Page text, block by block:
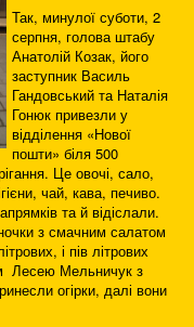
Так, минулої суботи, 2
серпня, голова штабу
Анатолій Козак, його
заступник Василь
Гандовський та Наталія
Гонюк привезли у
відділення «Нової
пошти» біля 500
Це овочі, сало,
чай, кава, печиво.
та й відіслали.
з смачним салатом
і пів літрових
Лесею Мельничук з
огірки, далі вони